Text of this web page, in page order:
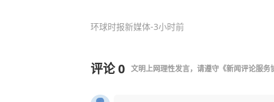
环球时报新媒体-3小时前
评论0 文明上网理性发言，请遵守 《新闻评论服务